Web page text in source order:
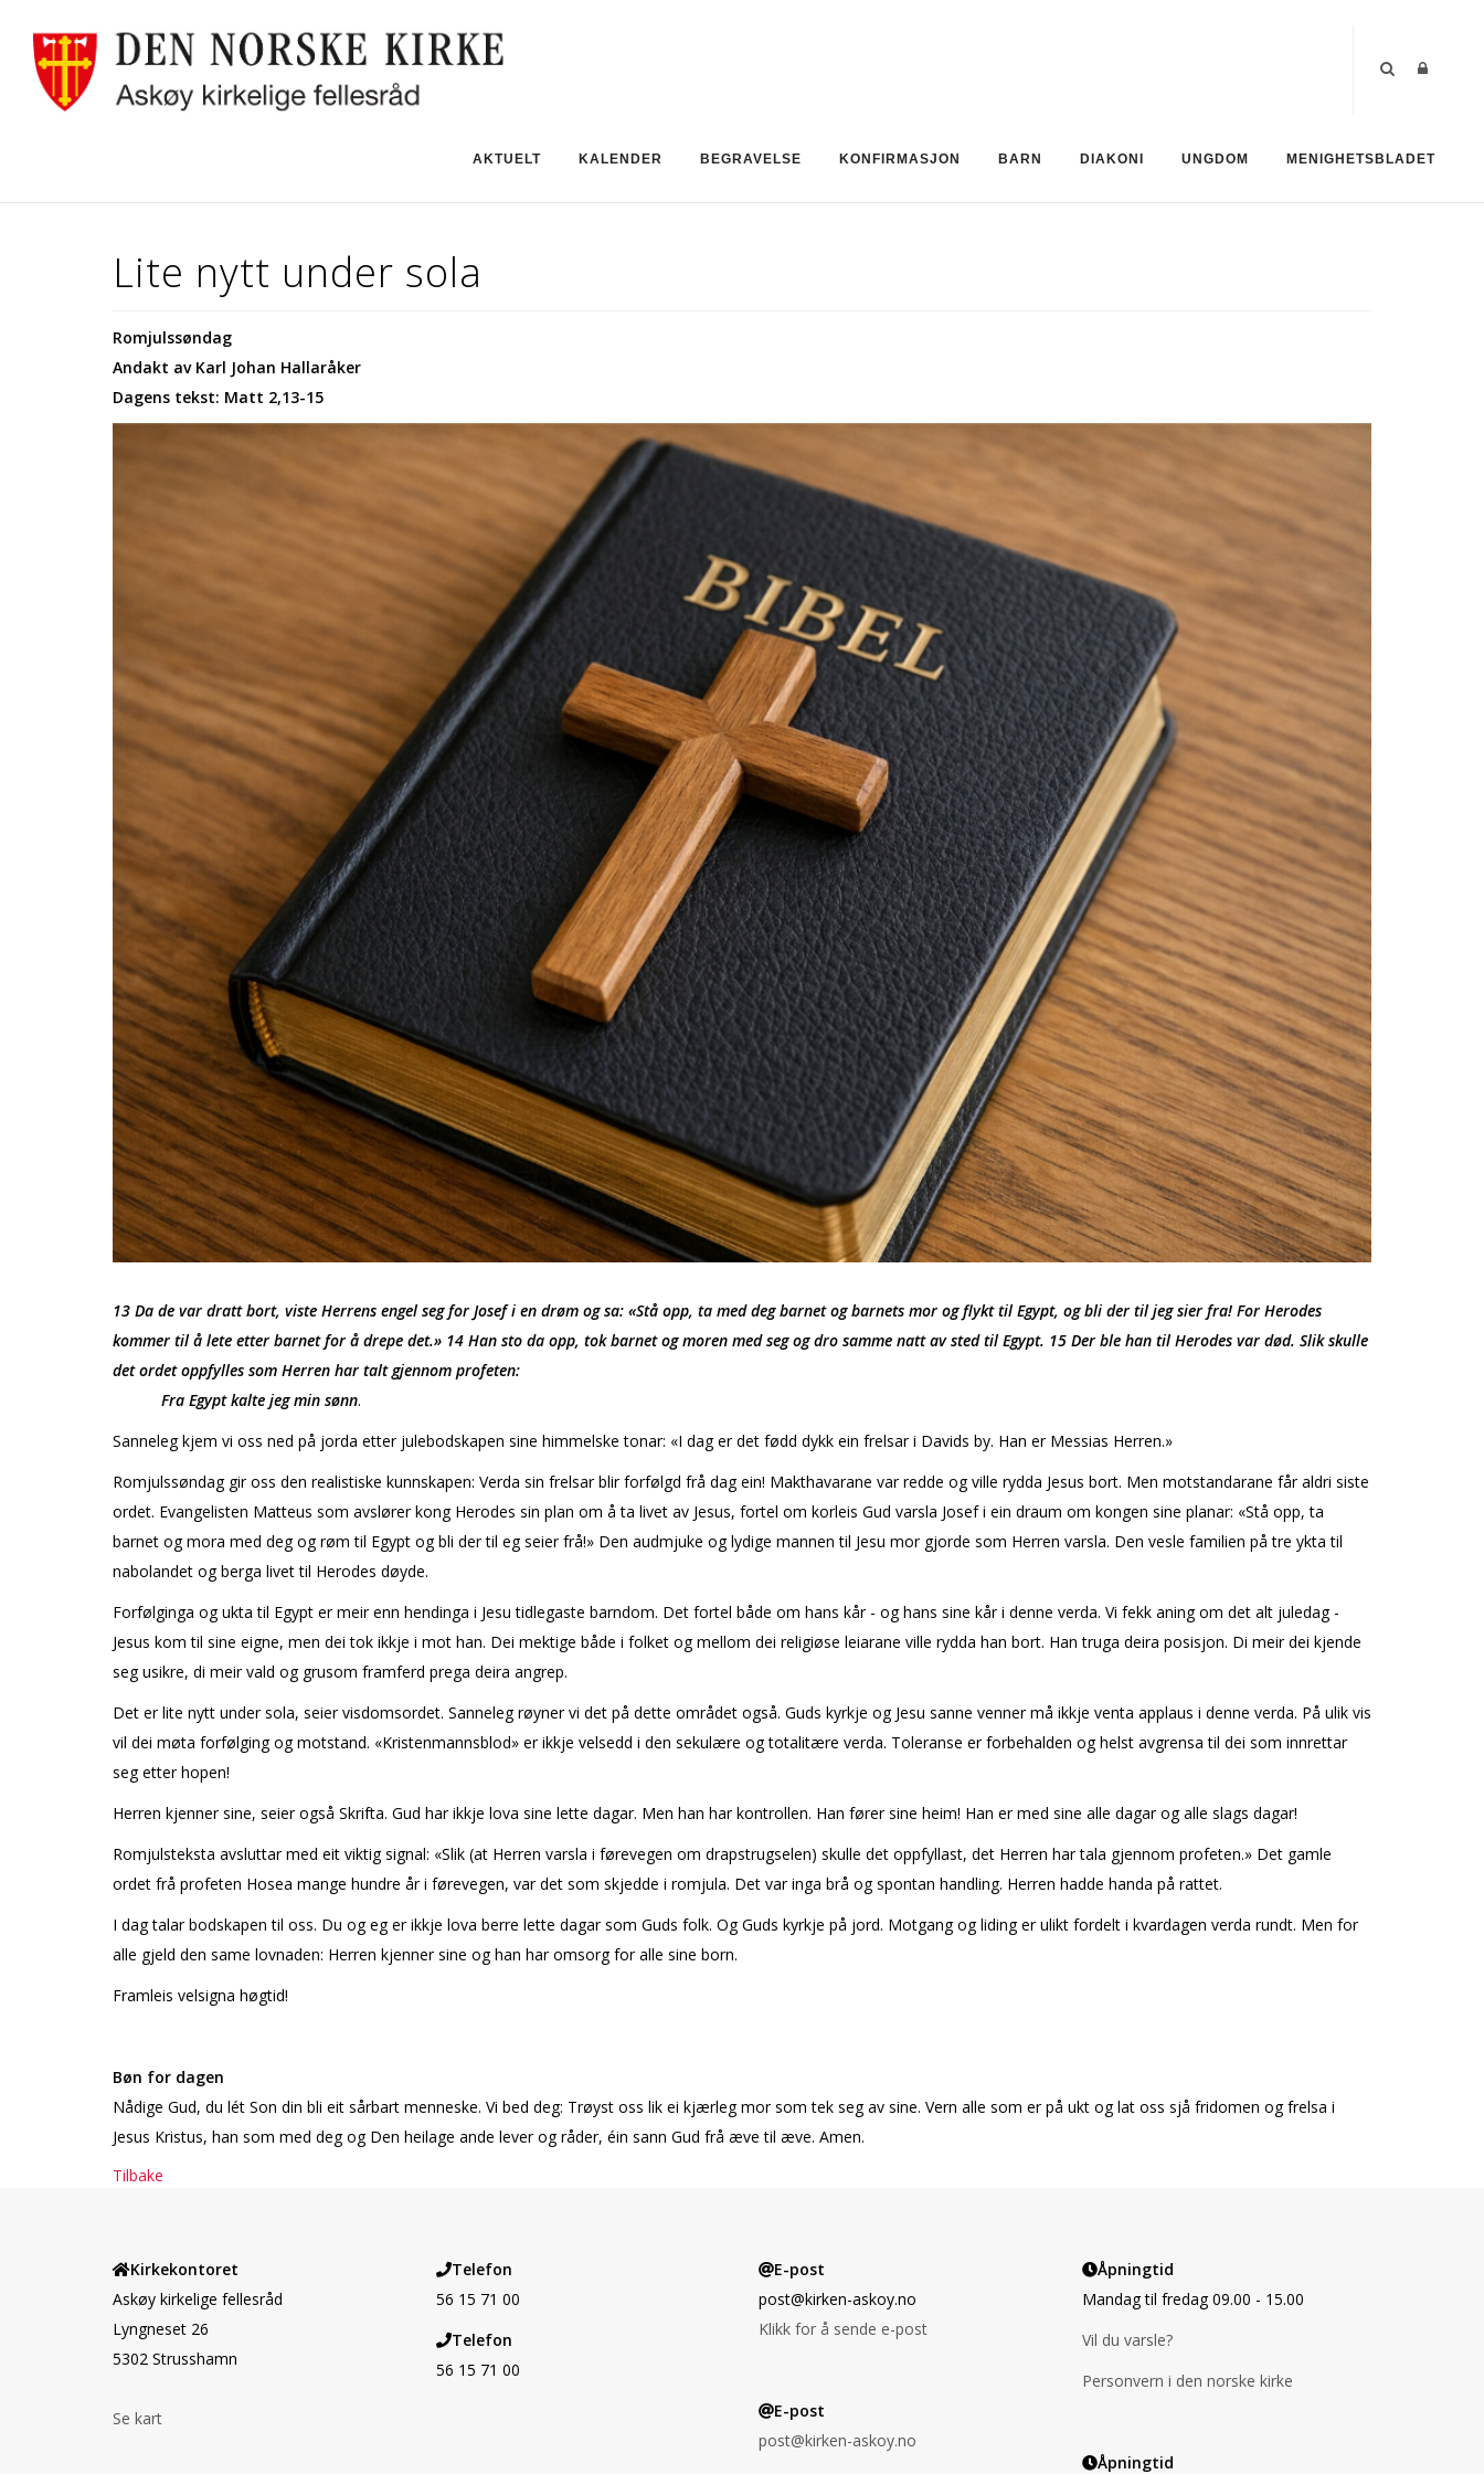
AKTUELT KALENDER BEGRAVELSE KONFIRMASJON BARN DIAKONI UNGDOM MENIGHETSBLADET
Lite nytt under sola
Romjulssøndag
Andakt av Karl Johan Hallaråker
Dagens tekst: Matt 2,13-15
13 Da de var dratt bort, viste Herrens engel seg for Josef i en drøm og sa: «Stå opp, ta med deg barnet og barnets mor og flykt til Egypt, og bli der til jeg sier fra! For Herodes
kommer til å lete etter barnet for å drepe det.» 14 Han sto da opp, tok barnet og moren med seg og dro samme natt av sted til Egypt. 15 Der ble han til Herodes var død. Slik skulle
det ordet oppfylles som Herren har talt gjennom profeten:
Fra Egypt kalte jeg min sønn.
Sanneleg kjem vi oss ned på jorda etter julebodskapen sine himmelske tonar: «I dag er det fødd dykk ein frelsar i Davids by. Han er Messias Herren.»
Romjulssøndag gir oss den realistiske kunnskapen: Verda sin frelsar blir forfølgd frå dag ein! Makthavarane var redde og ville rydda Jesus bort. Men motstandarane får aldri siste
ordet. Evangelisten Matteus som avslører kong Herodes sin plan om å ta livet av Jesus, fortel om korleis Gud varsla Josef i ein draum om kongen sine planar: «Stå opp, ta
barnet og mora med deg og røm til Egypt og bli der til eg seier frå!» Den audmjuke og lydige mannen til Jesu mor gjorde som Herren varsla. Den vesle familien på tre flykta til
nabolandet og berga livet til Herodes døyde.
Forfølginga og flukta til Egypt er meir enn hendinga i Jesu tidlegaste barndom. Det fortel både om hans kår - og hans sine kår i denne verda. Vi fekk aning om det alt juledag -
Jesus kom til sine eigne, men dei tok ikkje i mot han. Dei mektige både i folket og mellom dei religiøse leiarane ville rydda han bort. Han truga deira posisjon. Di meir dei kjende
seg usikre, di meir vald og grusom framferd prega deira angrep.
Det er lite nytt under sola, seier visdomsordet. Sanneleg røyner vi det på dette området også. Guds kyrkje og Jesu sanne venner må ikkje venta applaus i denne verda. På ulik vis
vil dei møta forfølging og motstand. «Kristenmannsblod» er ikkje velsedd i den sekulære og totalitære verda. Toleranse er forbehalden og helst avgrensa til dei som innrettar
seg etter hopen!
Herren kjenner sine, seier også Skrifta. Gud har ikkje lova sine lette dagar. Men han har kontrollen. Han fører sine heim! Han er med sine alle dagar og alle slags dagar!
Romjulsteksta avsluttar med eit viktig signal: «Slik (at Herren varsla i førevegen om drapstrugselen) skulle det oppfyllast, det Herren har tala gjennom profeten.» Det gamle
ordet frå profeten Hosea mange hundre år i førevegen, var det som skjedde i romjula. Det var inga brå og spontan handling. Herren hadde handa på rattet.
I dag talar bodskapen til oss. Du og eg er ikkje lova berre lette dagar som Guds folk. Og Guds kyrkje på jord. Motgang og liding er ulikt fordelt i kvardagen verda rundt. Men for
alle gjeld den same lovnaden: Herren kjenner sine og han har omsorg for alle sine born.
Framleis velsigna høgtid!
Bøn for dagen
Nådige Gud, du lét Son din bli eit sårbart menneske. Vi bed deg: Trøyst oss lik ei kjærleg mor som tek seg av sine. Vern alle som er på flukt og lat oss sjå fridomen og frelsa i
Jesus Kristus, han som med deg og Den heilage ande lever og råder, éin sann Gud frå æve til æve. Amen.
Tilbake
Kirkekontoret
Askøy kirkelige fellesråd
Lyngneset 26
5302 Strusshamn
Se kart
Telefon
56 15 71 00
Telefon
56 15 71 00
E-post
post@kirken-askoy.no
Klikk for å sende e-post
E-post
post@kirken-askoy.no
Åpningtid
Mandag til fredag 09.00 - 15.00
Vil du varsle?
Personvern i den norske kirke
Åpningtid